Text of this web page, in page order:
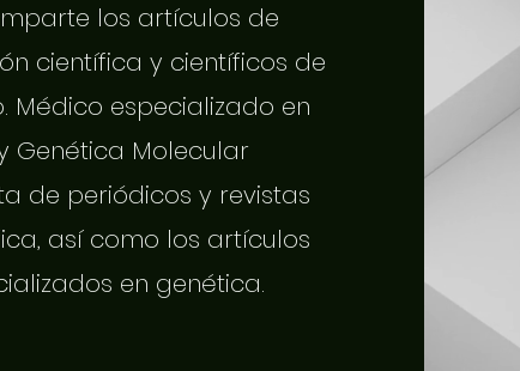
los artículos de
científica y científicos de
Médico especializado en
Genética Molecular
de periódicos y revistas
así como los artículos
en genética.